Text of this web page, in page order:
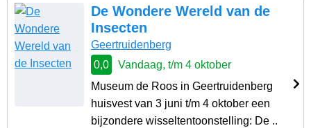
De Wondere Wereld van de
Insecten
Geertruidenberg
0,0
Vandaag, t/m 4 oktober
Museum de Roos in Geertruidenberg
huisvest van 3 juni t/m 4 oktober een
bijzondere wisseltentoonstelling: De ..